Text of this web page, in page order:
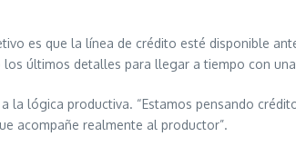
es que la línea de crédito esté disponible
últimos detalles para llegar a tiempo con
lógica productiva. “Estamos pensando
acompañe realmente al productor”.